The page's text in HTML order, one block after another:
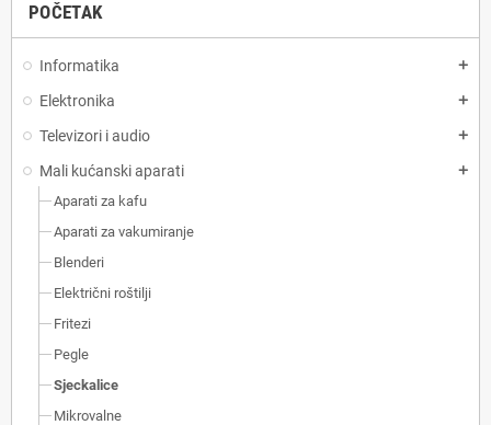
POČETAK
Informatika add
Elektronika add
Televizori i audio add
Mali kućanski aparati add
Aparati za kafu
Aparati za vakumiranje
Blenderi
Električni roštilji
Fritezi
Pegle
Sjeckalice
Mikrovalne